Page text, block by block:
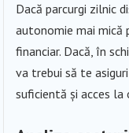
Dacă parcurgi zilnic
autonomie mai mică
financiar. Dacă, în
va trebui să te
suficientă și acces la